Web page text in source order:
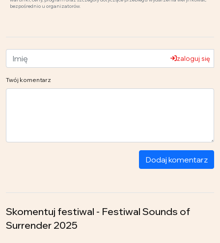
bezpośrednio u organizatorów.
zaloguj się
Twój komentarz
Dodaj komentarz
Skomentuj festiwal - Festiwal Sounds of
Surrender 2025